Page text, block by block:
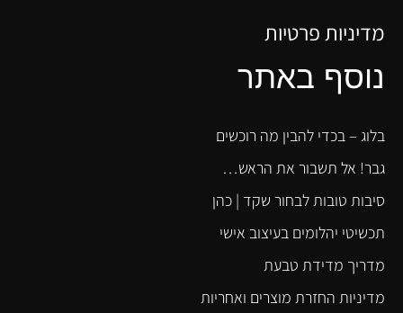
מדיניות פרטיות
נוסף באתר
בלוג – בכדי להבין מה רוכשים
גבר! אל תשבור את הראש…
סיבות טובות לבחור שקד | כהן
תכשיטי יהלומים בעיצוב אישי
מדריך מדידת טבעת
מדיניות החזרת מוצרים ואחריות